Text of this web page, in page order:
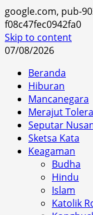
google.com, pub-
f08c47fec0942fa0
Skip to content
07/08/2026
Beranda
Hiburan
Mancanegara
Merajut
Seputar
Sketsa Kata
Keagaman
Budha
Hindu
Islam
Katolik